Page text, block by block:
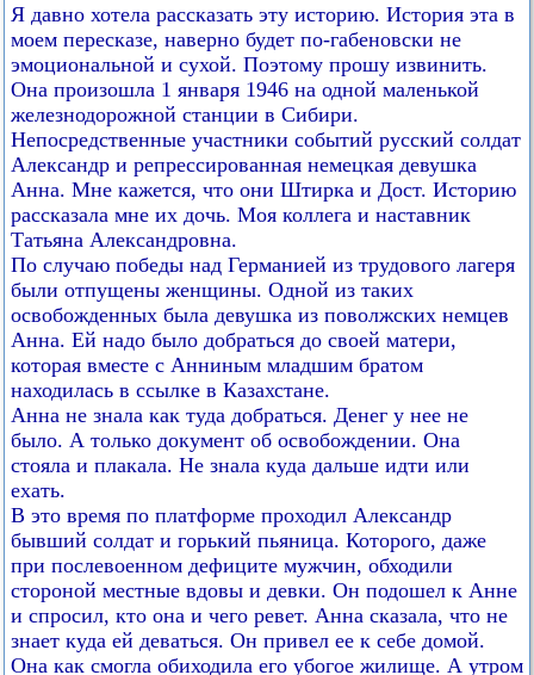
Я давно хотела рассказать эту историю. История эта в
моем пересказе, наверно будет по-габеновски не
эмоциональной и сухой. Поэтому прошу извинить.
Она произошла 1 января 1946 на одной маленькой
железнодорожной станции в Сибири.
Непосредственные участники событий русский солдат
Александр и репрессированная немецкая девушка
Анна. Мне кажется, что они Штирка и Дост. Историю
рассказала мне их дочь. Моя коллега и наставник
Татьяна Александровна.
По случаю победы над Германией из трудового лагеря
были отпущены женщины. Одной из таких
освобожденных была девушка из поволжских немцев
Анна. Ей надо было добраться до своей матери,
которая вместе с Анниным младшим братом
находилась в ссылке в Казахстане.
Анна не знала как туда добраться. Денег у нее не
было. А только документ об освобождении. Она
стояла и плакала. Не знала куда дальше идти или
ехать.
В это время по платформе проходил Александр
бывший солдат и горький пьяница. Которого, даже
при послевоенном дефиците мужчин, обходили
стороной местные вдовы и девки. Он подошел к Анне
и спросил, кто она и чего ревет. Анна сказала, что не
знает куда ей деваться. Он привел ее к себе домой.
Она как смогла обиходила его убогое жилище. А утром